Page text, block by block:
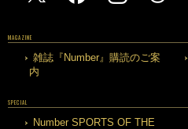
MAGAZINE
雑誌『Number』購読のご案
内
SPECIAL
Number SPORTS OF THE